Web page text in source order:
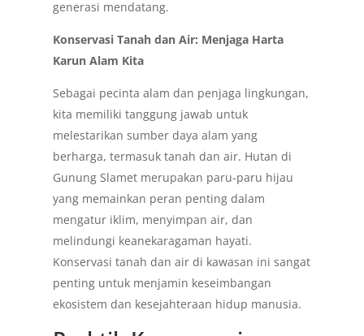
generasi mendatang.
Konservasi Tanah dan Air: Menjaga Harta
Karun Alam Kita
Sebagai pecinta alam dan penjaga lingkungan,
kita memiliki tanggung jawab untuk
melestarikan sumber daya alam yang
berharga, termasuk tanah dan air. Hutan di
Gunung Slamet merupakan paru-paru hijau
yang memainkan peran penting dalam
mengatur iklim, menyimpan air, dan
melindungi keanekaragaman hayati.
Konservasi tanah dan air di kawasan ini sangat
penting untuk menjamin keseimbangan
ekosistem dan kesejahteraan hidup manusia.